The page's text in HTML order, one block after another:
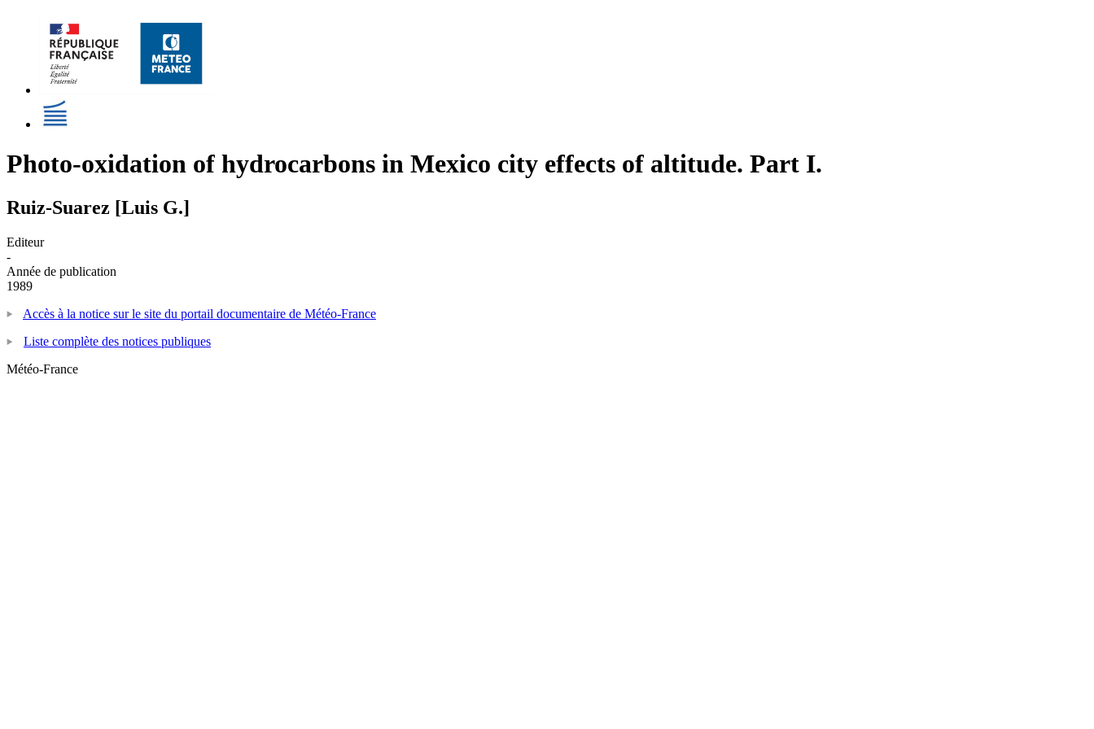
Photo-oxidation of hydrocarbons in Mexico city effects of altitude. Part I.
Ruiz-Suarez [Luis G.]
Editeur
-
Année de publication
1989
Accès à la notice sur le site du portail documentaire de Météo-France
Liste complète des notices publiques
Météo-France